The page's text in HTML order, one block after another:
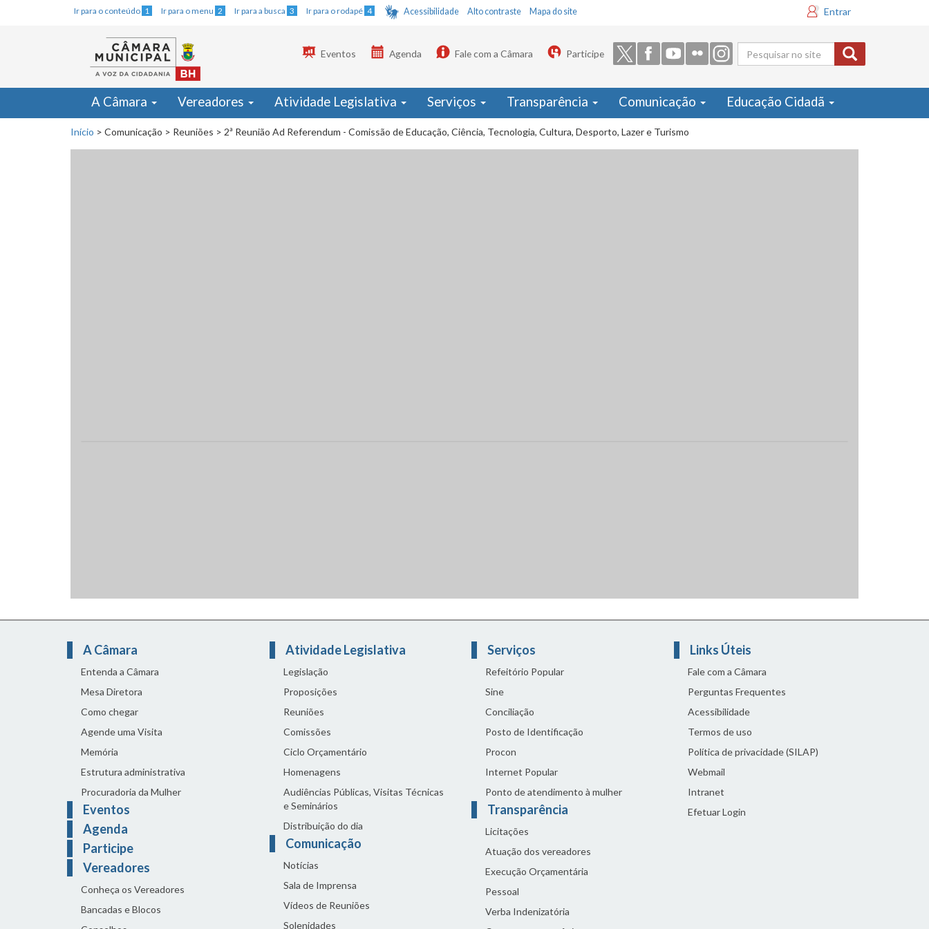
Ir para o conteúdo 1 Ir para o menu 2 Ir para a busca 3 Ir para o rodapé 4 Acessibilidade Alto contraste Mapa do site Entrar
Formulário
de busca
Eventos Agenda Fale com a Câmara Participe
A Câmara Vereadores Atividade Legislativa Serviços Transparência Comunicação Educação Cidadã
Início > Comunicação > Reuniões > 2ª Reunião Ad Referendum - Comissão de Educação, Ciência, Tecnologia, Cultura, Desporto, Lazer e Turismo
A Câmara
Entenda a Câmara
Mesa Diretora
Como chegar
Agende uma Visita
Memória
Estrutura administrativa
Procuradoria da Mulher
Eventos
Agenda
Participe
Vereadores
Conheça os Vereadores
Bancadas e Blocos
Atividade Legislativa
Legislação
Proposições
Reuniões
Comissões
Ciclo Orçamentário
Homenagens
Audiências Públicas, Visitas Técnicas
e Seminários
Distribuição do dia
Comunicação
Notícias
Sala de Imprensa
Vídeos de Reuniões
Solenidades
Serviços
Refeitório Popular
Sine
Conciliação
Posto de Identificação
Procon
Internet Popular
Ponto de atendimento à mulher
Transparência
Licitações
Atuação dos vereadores
Execução Orçamentária
Pessoal
Verba Indenizatória
Links Úteis
Fale com a Câmara
Perguntas Frequentes
Acessibilidade
Termos de uso
Política de privacidade (SILAP)
Webmail
Intranet
Efetuar Login